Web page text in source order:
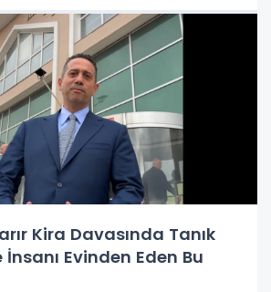
Kira Davasında Tanık
Evinden Eden Bu